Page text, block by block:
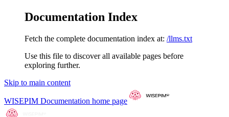
Documentation Index
Fetch the complete documentation index at: /llms.txt
Use this file to discover all available pages before
exploring further.
Skip to main content
WISEPIM Documentation home page